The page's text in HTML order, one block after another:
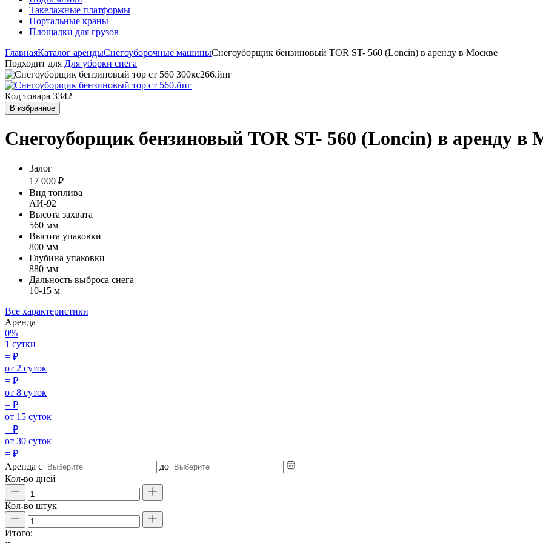
Такелажные платформы
Портальные краны
Площадки для грузов
ГлавнаяКаталог арендыСнегоуборочные машиныСнегоуборщик бензиновый TOR ST- 560 (Loncin) в аренду в Москве
Подходит для Для уборки снега
Код товара 3342
В избранное
Снегоуборщик бензиновый TOR ST- 560 (Loncin) в аренду в
Залог
17 000 ₽
Вид топлива
АИ-92
Высота захвата
560 мм
Высота упаковки
800 мм
Глубина упаковки
880 мм
Дальность выброса снега
10-15 м
Все характеристики
Аренда
0%
1 сутки
= ₽
от 2 суток
= ₽
от 8 суток
= ₽
от 15 суток
= ₽
от 30 суток
= ₽
Аренда с
до
Кол-во дней
Кол-во штук
Итого: